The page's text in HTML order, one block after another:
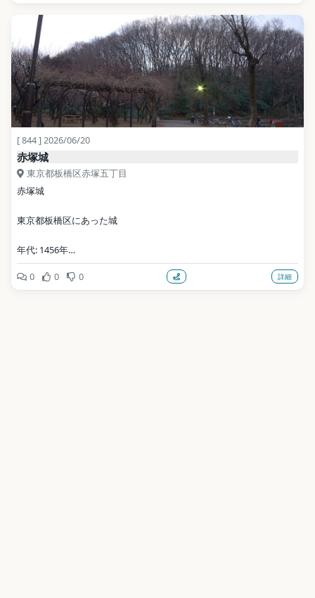
CC BY-SA 4.0（Wikimedia Commons）
地点データ: Wikidata (CC0)
[ 844 ] 2026/06/20
赤塚城
東京都板橋区赤塚五丁目
赤塚城
東京都板橋区にあった城
年代: 1456年
写真: by Monado / CC BY-SA 2.5（Wikimedia Commons）
0 0 0 詳細